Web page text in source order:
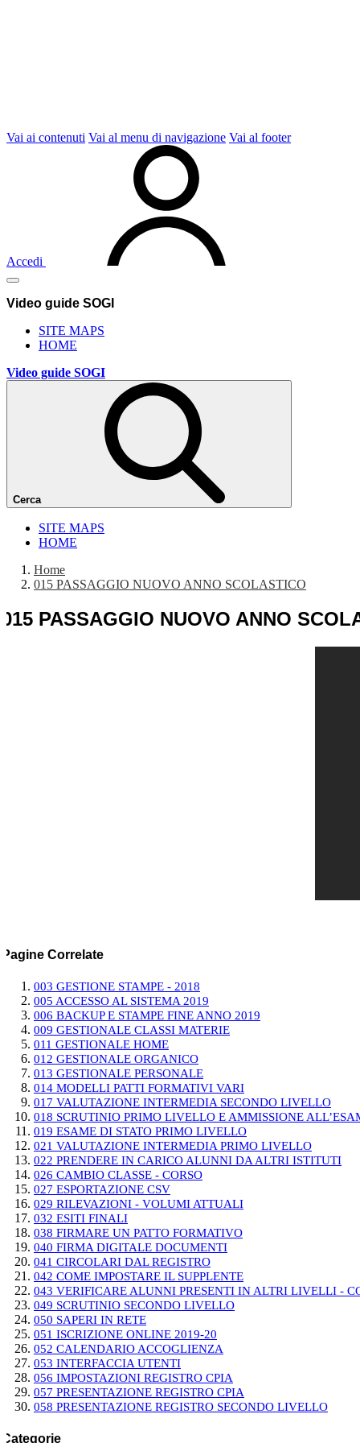
Vai ai contenuti Vai al menu di navigazione Vai al footer
Accedi
Video guide SOGI
SITE MAPS
HOME
Video guide SOGI
Cerca
SITE MAPS
HOME
Home
015 PASSAGGIO NUOVO ANNO SCOLASTICO
015 PASSAGGIO NUOVO ANNO
Pagine Correlate
003 GESTIONE STAMPE - 2018
005 ACCESSO AL SISTEMA 2019
006 BACKUP E STAMPE FINE ANNO 2019
009 GESTIONALE CLASSI MATERIE
011 GESTIONALE HOME
012 GESTIONALE ORGANICO
013 GESTIONALE PERSONALE
014 MODELLI PATTI FORMATIVI VARI
017 VALUTAZIONE INTERMEDIA SECONDO LIVELLO
018 SCRUTINIO PRIMO LIVELLO E AMMISSIONE
019 ESAME DI STATO PRIMO LIVELLO
021 VALUTAZIONE INTERMEDIA PRIMO LIVELLO
022 PRENDERE IN CARICO ALUNNI DA ALTRI ISTITUTI
026 CAMBIO CLASSE - CORSO
027 ESPORTAZIONE CSV
029 RILEVAZIONI - VOLUMI ATTUALI
032 ESITI FINALI
038 FIRMARE UN PATTO FORMATIVO
040 FIRMA DIGITALE DOCUMENTI
041 CIRCOLARI DAL REGISTRO
042 COME IMPOSTARE IL SUPPLENTE
043 VERIFICARE ALUNNI PRESENTI IN ALTRI LIVELLI -
049 SCRUTINIO SECONDO LIVELLO
050 SAPERI IN RETE
051 ISCRIZIONE ONLINE 2019-20
052 CALENDARIO ACCOGLIENZA
053 INTERFACCIA UTENTI
056 IMPOSTAZIONI REGISTRO CPIA
057 PRESENTAZIONE REGISTRO CPIA
058 PRESENTAZIONE REGISTRO SECONDO LIVELLO
Categorie